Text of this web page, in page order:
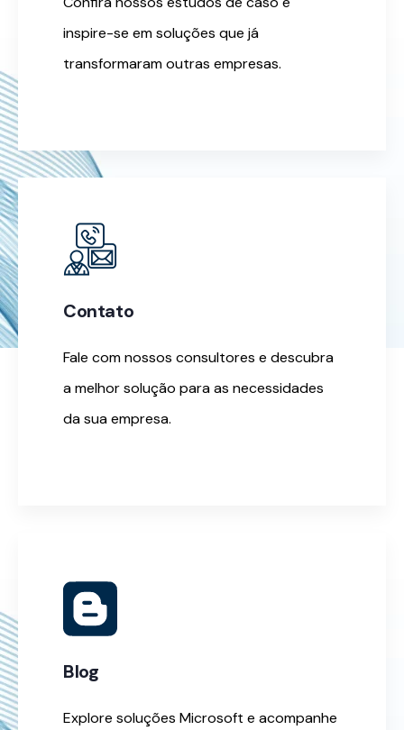
inspire-se em soluções que já
transformaram outras empresas.
Contato
Fale com nossos consultores e descubra
a melhor solução para as necessidades
da sua empresa.
Blog
Explore soluções Microsoft e acompanhe